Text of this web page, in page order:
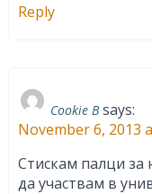
Reply
Cookie B says:
November 6, 2013
Стискам палци за
да участвам в